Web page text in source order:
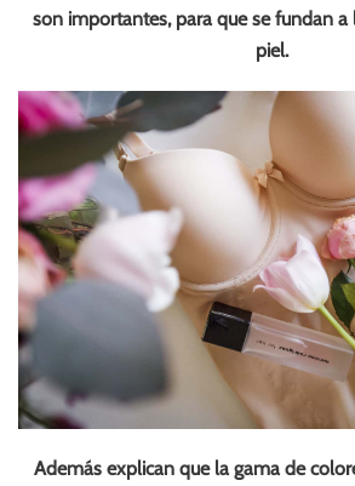
son importantes, para que se fundan a
piel.
Además explican que la gama de